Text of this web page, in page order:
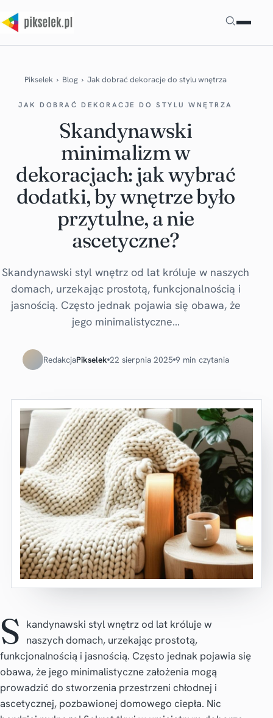
Szukaj
Pikselek › Blog ›Jak dobrać dekoracje do stylu wnętrza
JAK DOBRAĆ DEKORACJE DO STYLU WNĘTRZA
Skandynawski
minimalizm w
dekoracjach: jak wybrać
dodatki, by wnętrze było
przytulne, a nie
ascetyczne?
Skandynawski styl wnętrz od lat króluje w naszych
domach, urzekając prostotą, funkcjonalnością i
jasnością. Często jednak pojawia się obawa, że
jego minimalistyczne…
RedakcjaPikselek 22 sierpnia 2025 9 min czytania
S kandynawski styl wnętrz od lat króluje w
naszych domach, urzekając prostotą,
funkcjonalnością i jasnością. Często jednak pojawia się
obawa, że jego minimalistyczne założenia mogą
prowadzić do stworzenia przestrzeni chłodnej i
ascetycznej, pozbawionej domowego ciepła. Nic